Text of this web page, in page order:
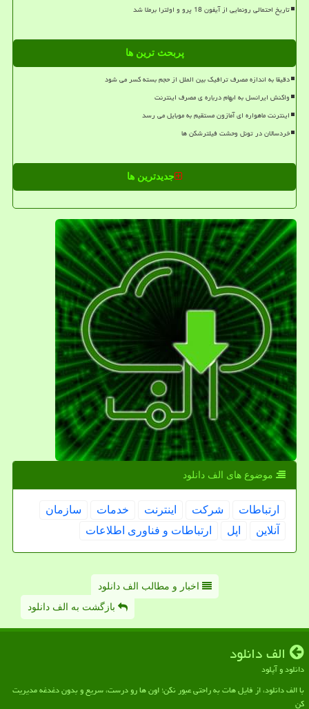
تاریخ احتمالی رونمایی از آیفون 18 پرو و اولترا برملا شد
پربحث ترین ها
دقیقا به اندازه مصرف ترافیک بین الملل از حجم بسته کسر می شود
واکنش ایرانسل به ابهام درباره ی مصرف اینترنت
اینترنت ماهواره ای آمازون مستقیم به موبایل می رسد
خردسالان در تونل وحشت فیلترشکن ها
جدیدترین ها
موضوع های الف دانلود
ارتباطات شركت اینترنت خدمات
سازمان
آنلاین
اپل ارتباطات و فناوری اطلاعات
اخبار و مطالب الف دانلود
بازگشت به الف دانلود
الف دانلود
دانلود و آپلود
با الف دانلود، از فایل هات به راحتی عبور نکن؛ اون ها رو درست، سریع و بدون دغدغه مدیریت
کن